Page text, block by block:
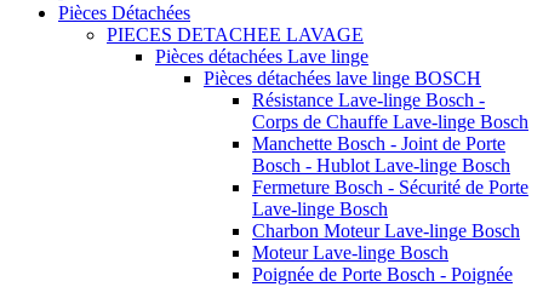
Pièces Détachées
PIECES DETACHEE LAVAGE
Pièces détachées Lave linge
Pièces détachées lave linge BOSCH
Résistance Lave-linge Bosch -
Corps de Chauffe Lave-linge Bosch
Manchette Bosch - Joint de Porte
Bosch - Hublot Lave-linge Bosch
Fermeture Bosch - Sécurité de Porte
Lave-linge Bosch
Charbon Moteur Lave-linge Bosch
Moteur Lave-linge Bosch
Poignée de Porte Bosch - Poignée